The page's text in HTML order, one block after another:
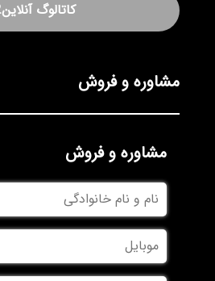
کاتالوگ آنلاین2
مشاوره و فروش
مشاوره و فروش
نام
و
نام
خانوادگی
موبایل